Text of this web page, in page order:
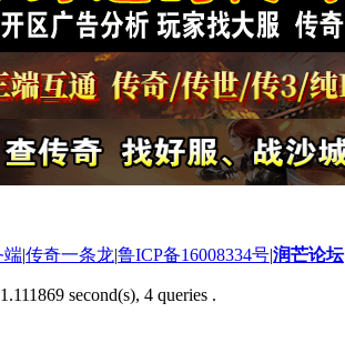
端|传奇一条龙|鲁ICP备16008334号|润芒论坛
second(s), 4 queries .